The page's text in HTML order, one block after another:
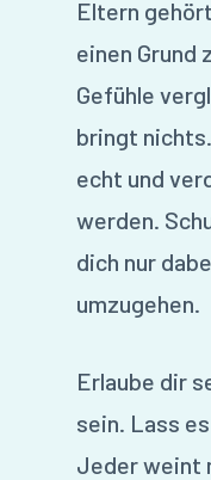
Eltern
einen Grund
Gefühle
bringt
echt und
werden.
dich nur
umzugehen.
Erlaube dir
sein. Lass
Jeder weint